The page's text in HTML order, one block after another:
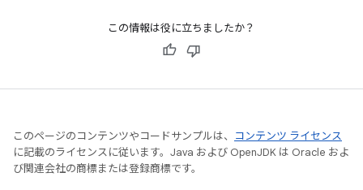
この情報は役に立ちましたか？
このページのコンテンツやコードサンプルは、
コンテンツ ライセンス
に記載のライセンスに従います。Java および OpenJDK は Oracle およ
び関連会社の商標または登録商標です。